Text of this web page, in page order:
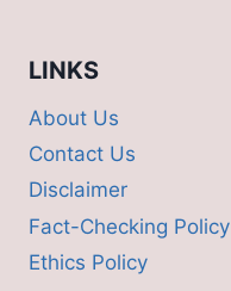
LINKS
About Us
Contact Us
Disclaimer
Fact-Checking Policy
Ethics Policy